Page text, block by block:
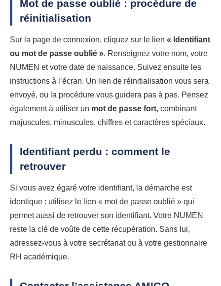
Mot de passe oublié : procédure de
réinitialisation
Sur la page de connexion, cliquez sur le lien « Identifiant
ou mot de passe oublié ». Renseignez votre nom, votre
NUMEN et votre date de naissance. Suivez ensuite les
instructions à l’écran. Un lien de réinitialisation vous sera
envoyé, ou la procédure vous guidera pas à pas. Pensez
également à utiliser un mot de passe fort, combinant
majuscules, minuscules, chiffres et caractères spéciaux.
Identifiant perdu : comment le
retrouver
Si vous avez égaré votre identifiant, la démarche est
identique : utilisez le lien « mot de passe oublié » qui
permet aussi de retrouver son identifiant. Votre NUMEN
reste la clé de voûte de cette récupération. Sans lui,
adressez-vous à votre secrétariat ou à votre gestionnaire
RH académique.